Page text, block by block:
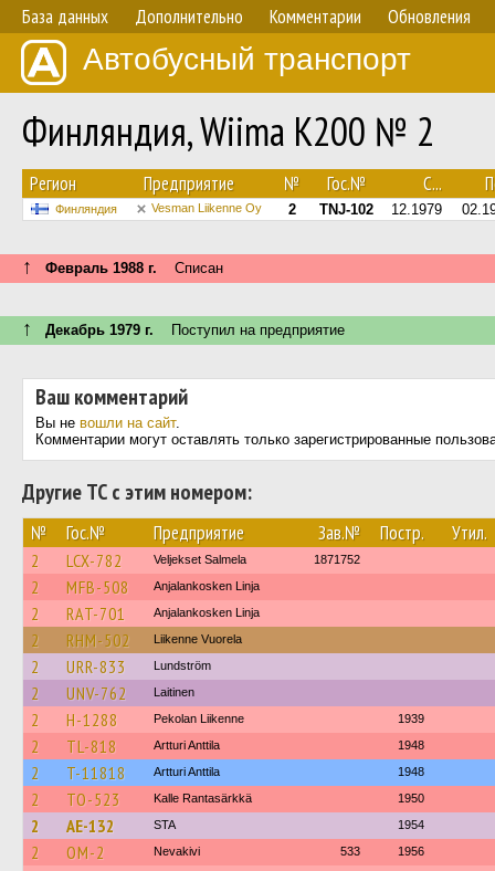
База данных Дополнительно Комментарии Обновления
Автобусный транспорт
Финляндия, Wiima K200 № 2
Регион Предприятие № Гос.№ С...
Финляндия Vesman Liikenne Oy 2 TNJ-102 12.1979
↑ Февраль 1988 г. Списан
↑ Декабрь 1979 г. Поступил на предприятие
Ваш комментарий
Вы не вошли на сайт.
Комментарии могут оставлять только зарегистрированные
Другие ТС с этим номером:
№ Гос.№ Предприятие Зав.№ Постр. Утил.
2 LCX-782 Veljekset Salmela 1871752
2 MFB-508 Anjalankosken Linja
2 RAT-701 Anjalankosken Linja
2 RHM-502 Liikenne Vuorela
2 URR-833 Lundström
2 UNV-762 Laitinen
2 H-1288 Pekolan Liikenne 1939
2 TL-818 Artturi Anttila 1948
2 T-11818 Artturi Anttila 1948
2 TO-523 Kalle Rantasärkkä 1950
2 AE-132 STA 1954
2 OM-2 Nevakivi 533 1956